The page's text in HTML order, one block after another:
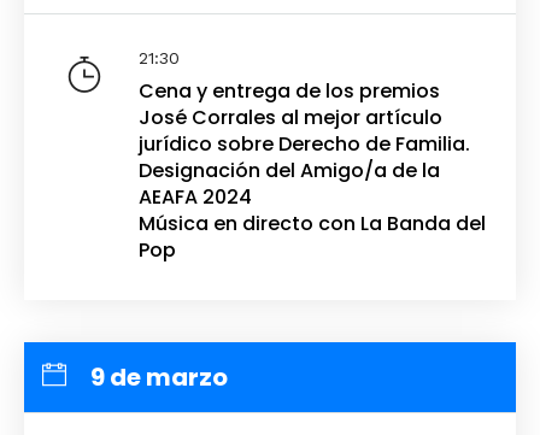
21:30
Cena y entrega de los premios
José Corrales al mejor artículo
jurídico sobre Derecho de Familia.
Designación del Amigo/a de la
AEAFA 2024
Música en directo con La Banda del
Pop
9 de marzo